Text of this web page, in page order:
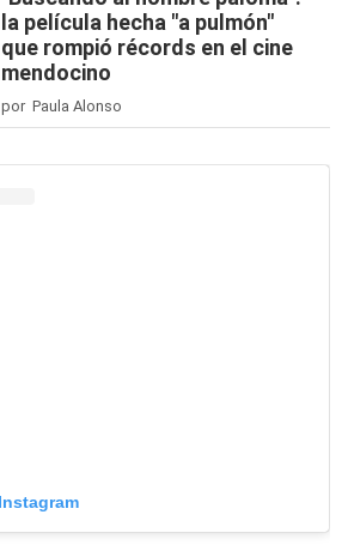
la película hecha "a pulmón"
que rompió récords en el cine
mendocino
por Paula Alonso